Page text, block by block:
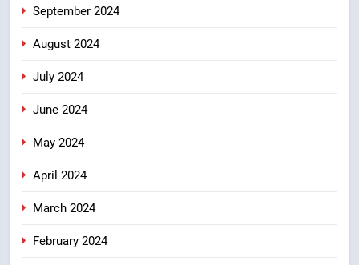
September 2024
August 2024
July 2024
June 2024
May 2024
April 2024
March 2024
February 2024